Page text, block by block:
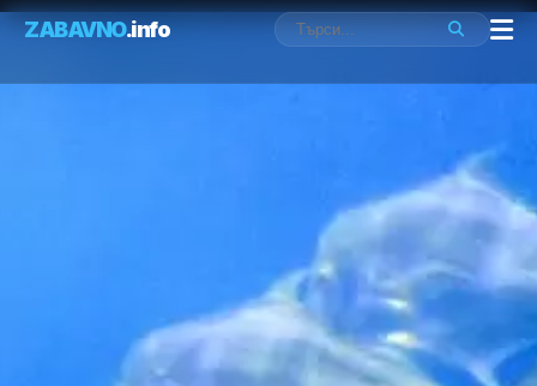
ZABAVNO.info